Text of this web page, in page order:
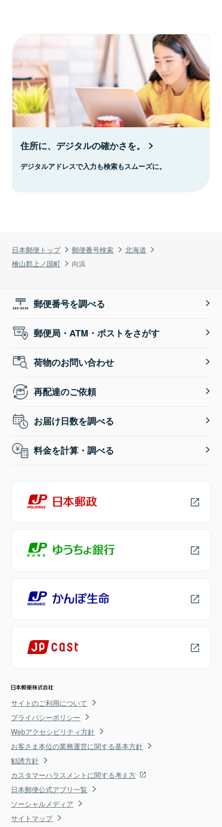
日本郵便トップ 郵便番号検索
北海道
檜山郡上ノ国町
向浜
住所に、デジタルの確かさを。
デジタルアドレスで入力も検索もスムーズに。
郵便番号を調べる
郵便局・ATM・ポストをさがす
荷物のお問い合わせ
再配達のご依頼
お届け日数を調べる
料金を計算・調べる
サイトのご利用について
プライバシーポリシー
Webアクセシビリティ方針
お客さま本位の業務運営に関する基本方針
勧誘方針
カスタマーハラスメントに関する考え方
日本郵便公式アプリ一覧
ソーシャルメディア
サイトマップ